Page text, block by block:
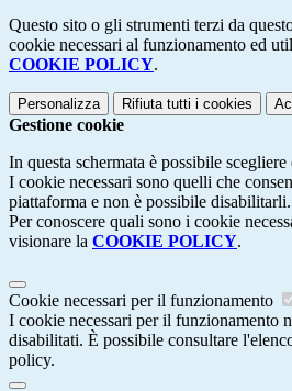
Questo sito o gli strumenti terzi da
cookie necessari al funzionamento ed
COOKIE POLICY.
Personalizza Rifiuta tutti i cookies
Gestione cookie
In questa schermata è possibile
I cookie necessari sono quelli che
piattaforma e non è possibile disabilitarli.
Per conoscere quali sono i cookie
visionare la COOKIE POLICY.
Cookie necessari per il funzionamento
I cookie necessari per il funzionamento
disabilitati. È possibile consultare
policy.